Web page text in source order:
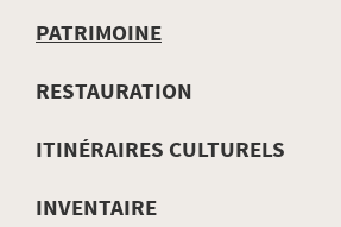
MENU
DE
PATRIMOINE
RESTAURATION
ITINÉRAIRES CULTURELS
INVENTAIRE